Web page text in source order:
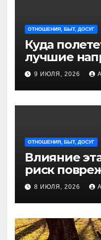
ОТНОШЕНИЯ, БЫТ, ДОСУГ
Куда
лучшие
отдыха из
Петербурга
9 ИЮЛЯ, 2026
ОТНОШЕНИЯ, БЫТ, ДОСУГ
Влияние
риск
8 ИЮЛЯ, 2026